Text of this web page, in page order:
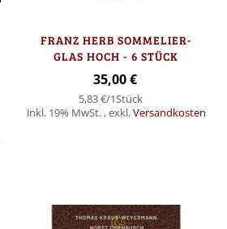
FRANZ HERB SOMMELIER-
GLAS HOCH - 6 STÜCK
35,00 €
5,83 €/1Stück
inkl. 19% MwSt.,exkl.Versandkosten